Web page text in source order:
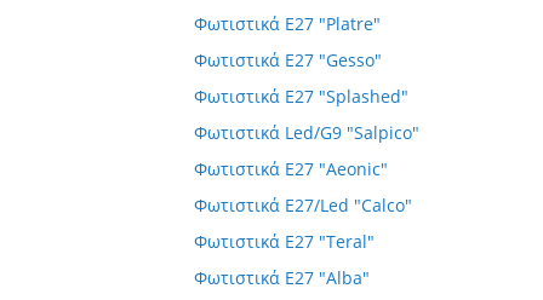
Φωτιστικά E27 "Platre"
Φωτιστικά E27 "Gesso"
Φωτιστικά E27 "Splashed"
Φωτιστικά Led/G9 "Salpico"
Φωτιστικά E27 "Aeonic"
Φωτιστικά E27/Led "Calco"
Φωτιστικά E27 "Teral"
Φωτιστικά E27 "Alba"